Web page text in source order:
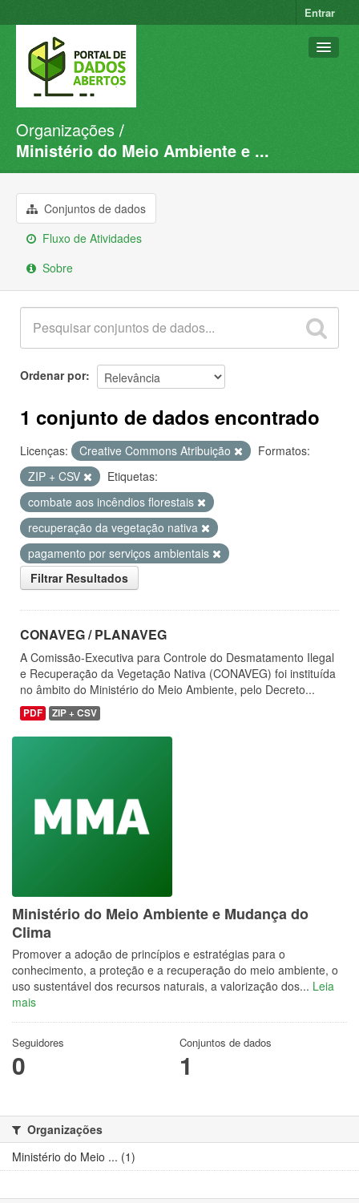
Entrar
Conjuntos de dados
Organizações
Sobre
Organizações
Ministério do Meio Ambiente e ...
Conjuntos de dados
Fluxo de Atividades
Sobre
Ordenar por
1 conjunto de dados encontrado
Licenças: Creative Commons Atribuição
Formatos:
ZIP + CSV
Etiquetas:
combate aos incêndios florestais
recuperação da vegetação nativa
pagamento por serviços ambientais
Filtrar Resultados
CONAVEG / PLANAVEG
A Comissão-Executiva para Controle do Desmatamento Ilegal
e Recuperação da Vegetação Nativa (CONAVEG) foi instituída
no âmbito do Ministério do Meio Ambiente, pelo Decreto...
PDF ZIP + CSV
Ministério do Meio Ambiente e Mudança do
Clima
Promover a adoção de princípios e estratégias para o
conhecimento, a proteção e a recuperação do meio ambiente, o
uso sustentável dos recursos naturais, a valorização dos... Leia
mais
Seguidores
0
Conjuntos de dados
1
Organizações
Ministério do Meio ... (1)